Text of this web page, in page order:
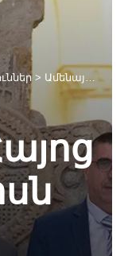
> Ամենայն Հայոց Կաթողիկոսն ընդունեց Լիբանանի Հանրապետության սոցիալական հարցերի նախարարին